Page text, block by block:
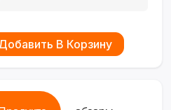
В Корзину